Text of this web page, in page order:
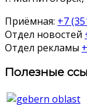
Приёмная: +7
Отдел новостей
Отдел рекламы
Полезные